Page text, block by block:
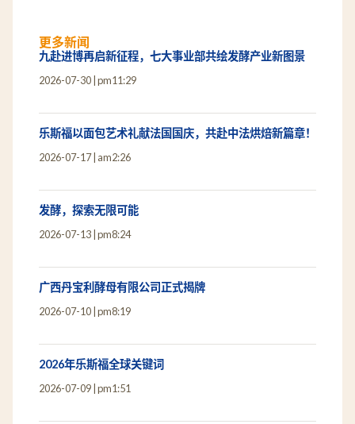
更多新闻
九赴进博再启新征程，七大事业部共绘发酵产业新图景
2026-07-30 pm11:29
乐斯福以面包艺术礼献法国国庆，共赴中法烘焙新篇章！
2026-07-17 am2:26
发酵，探索无限可能
2026-07-13 pm8:24
广西丹宝利酵母有限公司正式揭牌
2026-07-10 pm8:19
2026年乐斯福全球关键词
2026-07-09 pm1:51